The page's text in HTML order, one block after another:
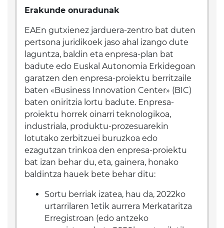
Erakunde onuradunak
EAEn gutxienez jarduera-zentro bat duten
pertsona juridikoek jaso ahal izango dute
laguntza, baldin eta enpresa-plan bat
badute edo Euskal Autonomia Erkidegoan
garatzen den enpresa-proiektu berritzaile
baten «Business Innovation Center» (BIC)
baten oniritzia lortu badute. Enpresa-
proiektu horrek oinarri teknologikoa,
industriala, produktu-prozesuarekin
lotutako zerbitzuei buruzkoa edo
ezagutzan trinkoa den enpresa-proiektu
bat izan behar du, eta, gainera, honako
baldintza hauek bete behar ditu:
Sortu berriak izatea, hau da, 2022ko
urtarrilaren 1etik aurrera Merkataritza
Erregistroan (edo antzeko